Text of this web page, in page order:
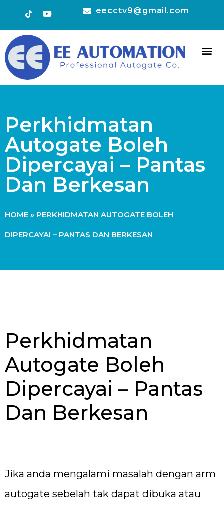
eecctv9@gmail.com
Perkhidmatan
Autogate Boleh
Dipercayai – Pantas
Dan Berkesan
HOME » PERKHIDMATAN AUTOGATE BOLEH
DIPERCAYAI – PANTAS DAN BERKESAN
Perkhidmatan
Autogate Boleh
Dipercayai – Pantas
Dan Berkesan
Jika anda mengalami masalah dengan arm
autogate sebelah tak dapat dibuka atau